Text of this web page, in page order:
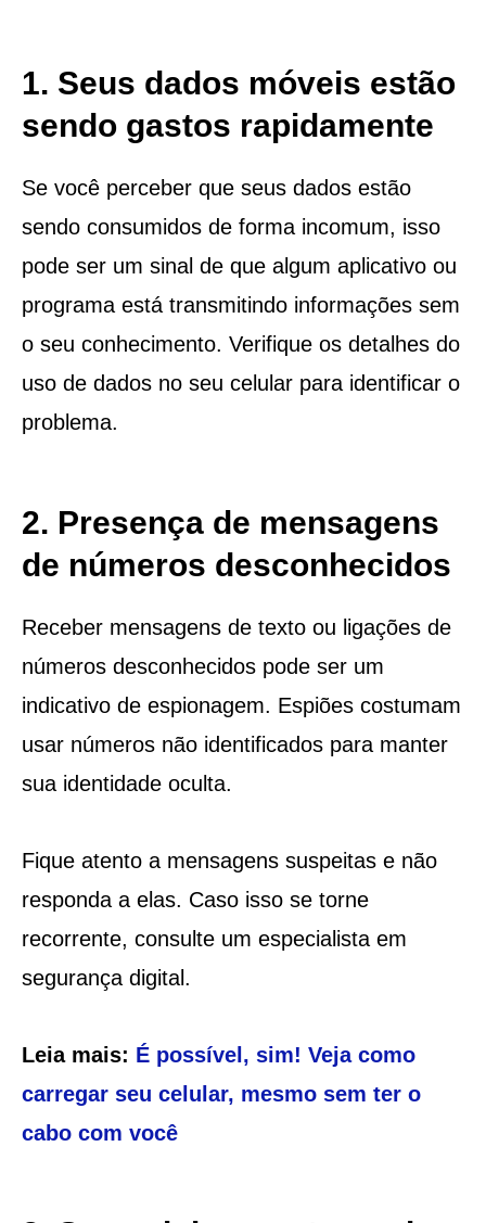
1. Seus dados móveis estão
sendo gastos rapidamente
Se você perceber que seus dados estão
sendo consumidos de forma incomum, isso
pode ser um sinal de que algum aplicativo ou
programa está transmitindo informações sem
o seu conhecimento. Verifique os detalhes do
uso de dados no seu celular para identificar o
problema.
2. Presença de mensagens
de números desconhecidos
Receber mensagens de texto ou ligações de
números desconhecidos pode ser um
indicativo de espionagem. Espiões costumam
usar números não identificados para manter
sua identidade oculta.
Fique atento a mensagens suspeitas e não
responda a elas. Caso isso se torne
recorrente, consulte um especialista em
segurança digital.
Leia mais: É possível, sim! Veja como
carregar seu celular, mesmo sem ter o
cabo com você